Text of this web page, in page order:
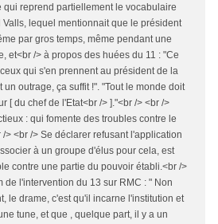
qui reprend partiellement le vocabulaire
lequel mentionnait que le président
par gros temps, même pendant une
et<br /> à propos des huées du 11 : "Ce
qui s'en prennent au président de la
un outrage, ça suffit !". "Tout le monde doit
[ du chef de l'Etat<br /> ]."<br /> <br />
: qui fomente des troubles contre le
> <br /> Se déclarer refusant l'application
à un groupe d'élus pour cela, est
contre une partie du pouvoir établi.<br />
de l'intervention du 13 sur RMC : " Non
le drame, c'est qu'il incarne l'institution et
tune, et que , quelque part, il y a un